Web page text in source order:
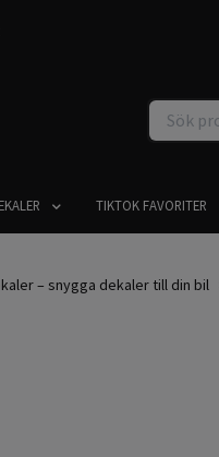
TIKTOK FAVORITER
– snygga dekaler till din bil